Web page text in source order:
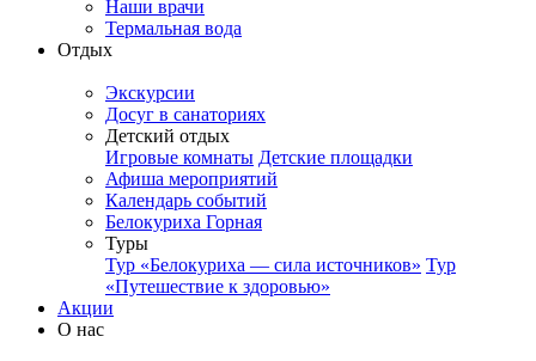
Наши врачи
Термальная вода
Отдых
Экскурсии
Досуг в санаториях
Детский отдых
Игровые комнаты Детские площадки
Афиша мероприятий
Календарь событий
Белокуриха Горная
Туры
Тур «Белокуриха — сила источников» Тур
«Путешествие к здоровью»
Акции
О нас